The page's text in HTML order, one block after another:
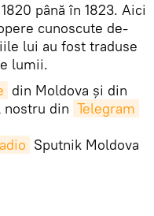
până în 1823. Aici
cunoscute de-
lui au fost traduse
lumii.
din Moldova și din
nostru din Telegram
Sputnik Moldova